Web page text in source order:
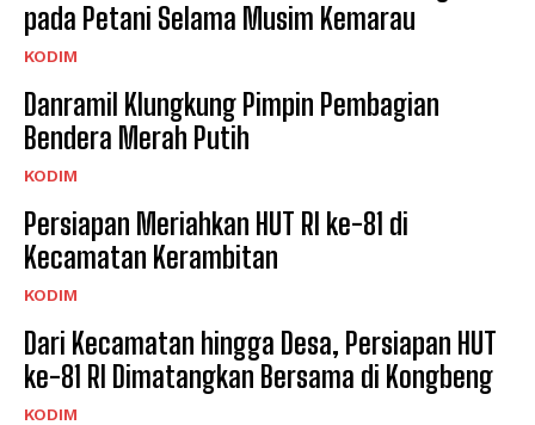
pada Petani Selama Musim Kemarau
KODIM
Danramil Klungkung Pimpin Pembagian
Bendera Merah Putih
KODIM
Persiapan Meriahkan HUT RI ke-81 di
Kecamatan Kerambitan
KODIM
Dari Kecamatan hingga Desa, Persiapan HUT
ke-81 RI Dimatangkan Bersama di Kongbeng
KODIM